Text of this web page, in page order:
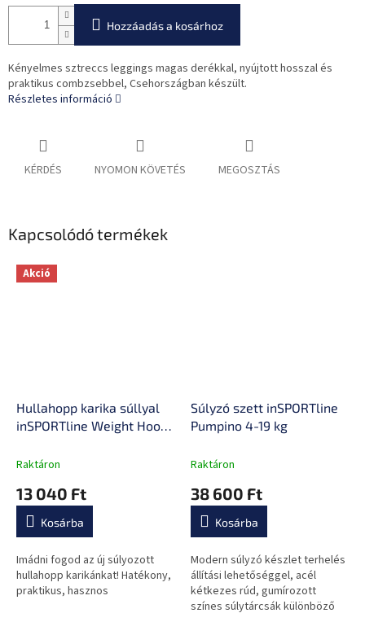
Hozzáadás a kosárhoz
Kényelmes sztreccs leggings magas derékkal, nyújtott hosszal és
praktikus combzsebbel, Csehországban készült.
Részletes információ
KÉRDÉS NYOMON KÖVETÉS MEGOSZTÁS
Kapcsolódó termékek
Akció
Hullahopp karika súllyal
inSPORTline Weight Hoop
átmérő, bütykös,
állítható méret, LCD
kijelzővel
Raktáron
13 040 Ft
Kosárba
Imádni fogod az új súlyozott
hullahopp karikánkat! Hatékony,
praktikus, hasznos
Súlyzó szett inSPORTline
Pumpino 4-19 kg
Raktáron
38 600 Ft
Kosárba
Modern súlyzó készlet terhelés
állítási lehetőséggel, acél
kétkezes rúd, gumírozott
színes súlytárcsák különböző